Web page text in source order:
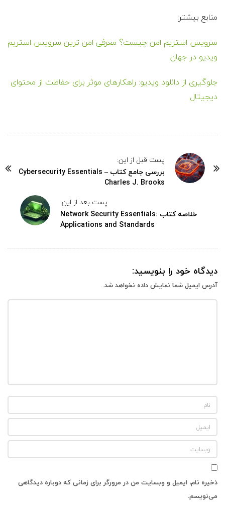
منابع بیشتر:
سرویس استریم امن چیست؟ معرفی امن ترین سرویس استریم
ویدیو در جهان
جلوگیری از دانلود ویدیو: راهکارهای موثر برای حفاظت از محتوای
دیجیتال
ش
پست قبل از این:
بررسی جامع کتاب Cybersecurity Essentials –
Charles J. Brooks
پست بعد از این:
خلاصه کتاب Network Security Essentials:
Applications and Standards
دیدگاه خود را بنویسید:
آدرس ایمیل شما نمایش داده نخواهد شد.
ذخیره نام، ایمیل و وبسایت من در مرورگر برای زمانی که دوباره دیدگاهی
می‌نویسم.